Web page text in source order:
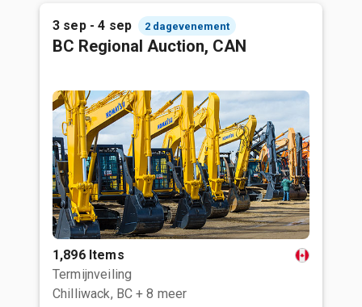
3 sep - 4 sep 2 dagevenement
BC Regional Auction, CAN
1,896 Items
Termijnveiling
Chilliwack, BC + 8 meer